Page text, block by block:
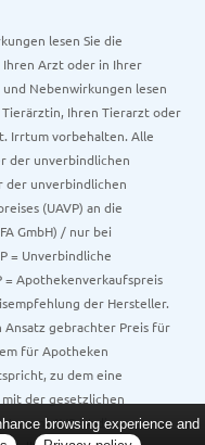
lesen Sie die
Ihren Arzt oder in Ihrer
Nebenwirkungen lesen
Tierärztin, Ihren Tierarzt oder
Irrtum vorbehalten. Alle
der unverbindlichen
der unverbindlichen
(UAVP) an die
GmbH) / nur bei
= Unverbindliche
= Apothekenverkaufspreis
der Hersteller.
Ansatz gebrachter Preis für
für Apotheken
zu dem eine
der gesetzlichen
zum AVP ist die
browsing experience and